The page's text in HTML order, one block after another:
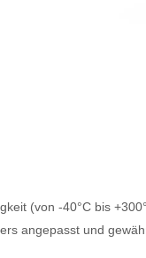
(von -40°C bis
angepasst und